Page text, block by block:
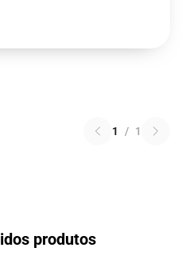
1 / 1
produtos